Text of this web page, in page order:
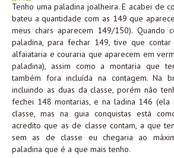
Tenho uma paladina joalheira. E acabei de
bateu a quantidade com as 149 que
meus chars aparecem 149/150). Quando
paladina, para fechar 149, tive que
alfaiataria e couraria que aparecem em
paladina), assim como a montaria que
também fora incluída na contagem. Na
incluindo as duas da classe, porém não
fechei 148 montarias, e na ladina 146 (ela
classe, mas na guia conquistas está
acredito que as de classe contam, a que
sem as de classe eu chegaria ao
paladina que é a que mais tenho.